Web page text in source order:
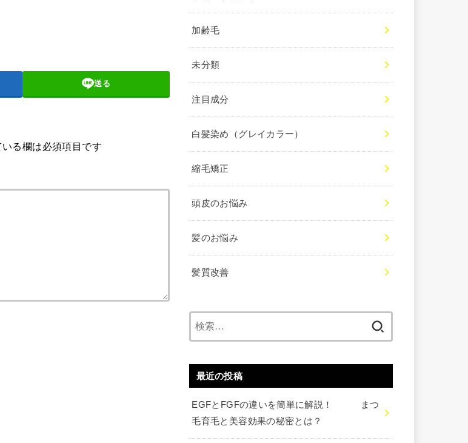
送る
る欄は必須項目です
加齢毛
未分類
注目成分
白髪染め（グレイカラー）
縮毛矯正
頭皮のお悩み
髪のお悩み
髪質改善
最近の投稿
EGFとFGFの違いを簡単に解説！ まつ
毛育毛と美容効果の秘密とは？